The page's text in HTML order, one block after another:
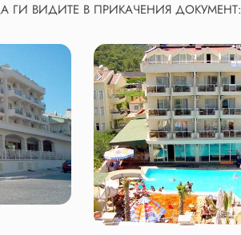
ГИ ВИДИТЕ В ПРИКАЧЕНИЯ ДОКУМЕНТ: